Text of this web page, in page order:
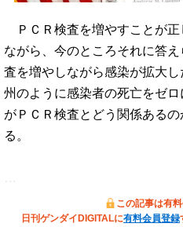
ＰＣＲ検査を増やすことが正
ながら、今のところそれに答
査を増やしながら感染が拡大
州のように感染者の死亡をゼ
がＰＣＲ検査とどう関係ある
る。
この記事は有料
日刊ゲンダイDIGITALに有料会員登録